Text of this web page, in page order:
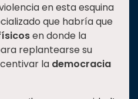
en esta esquina
que habría que
en donde la
replantearse su
la democracia